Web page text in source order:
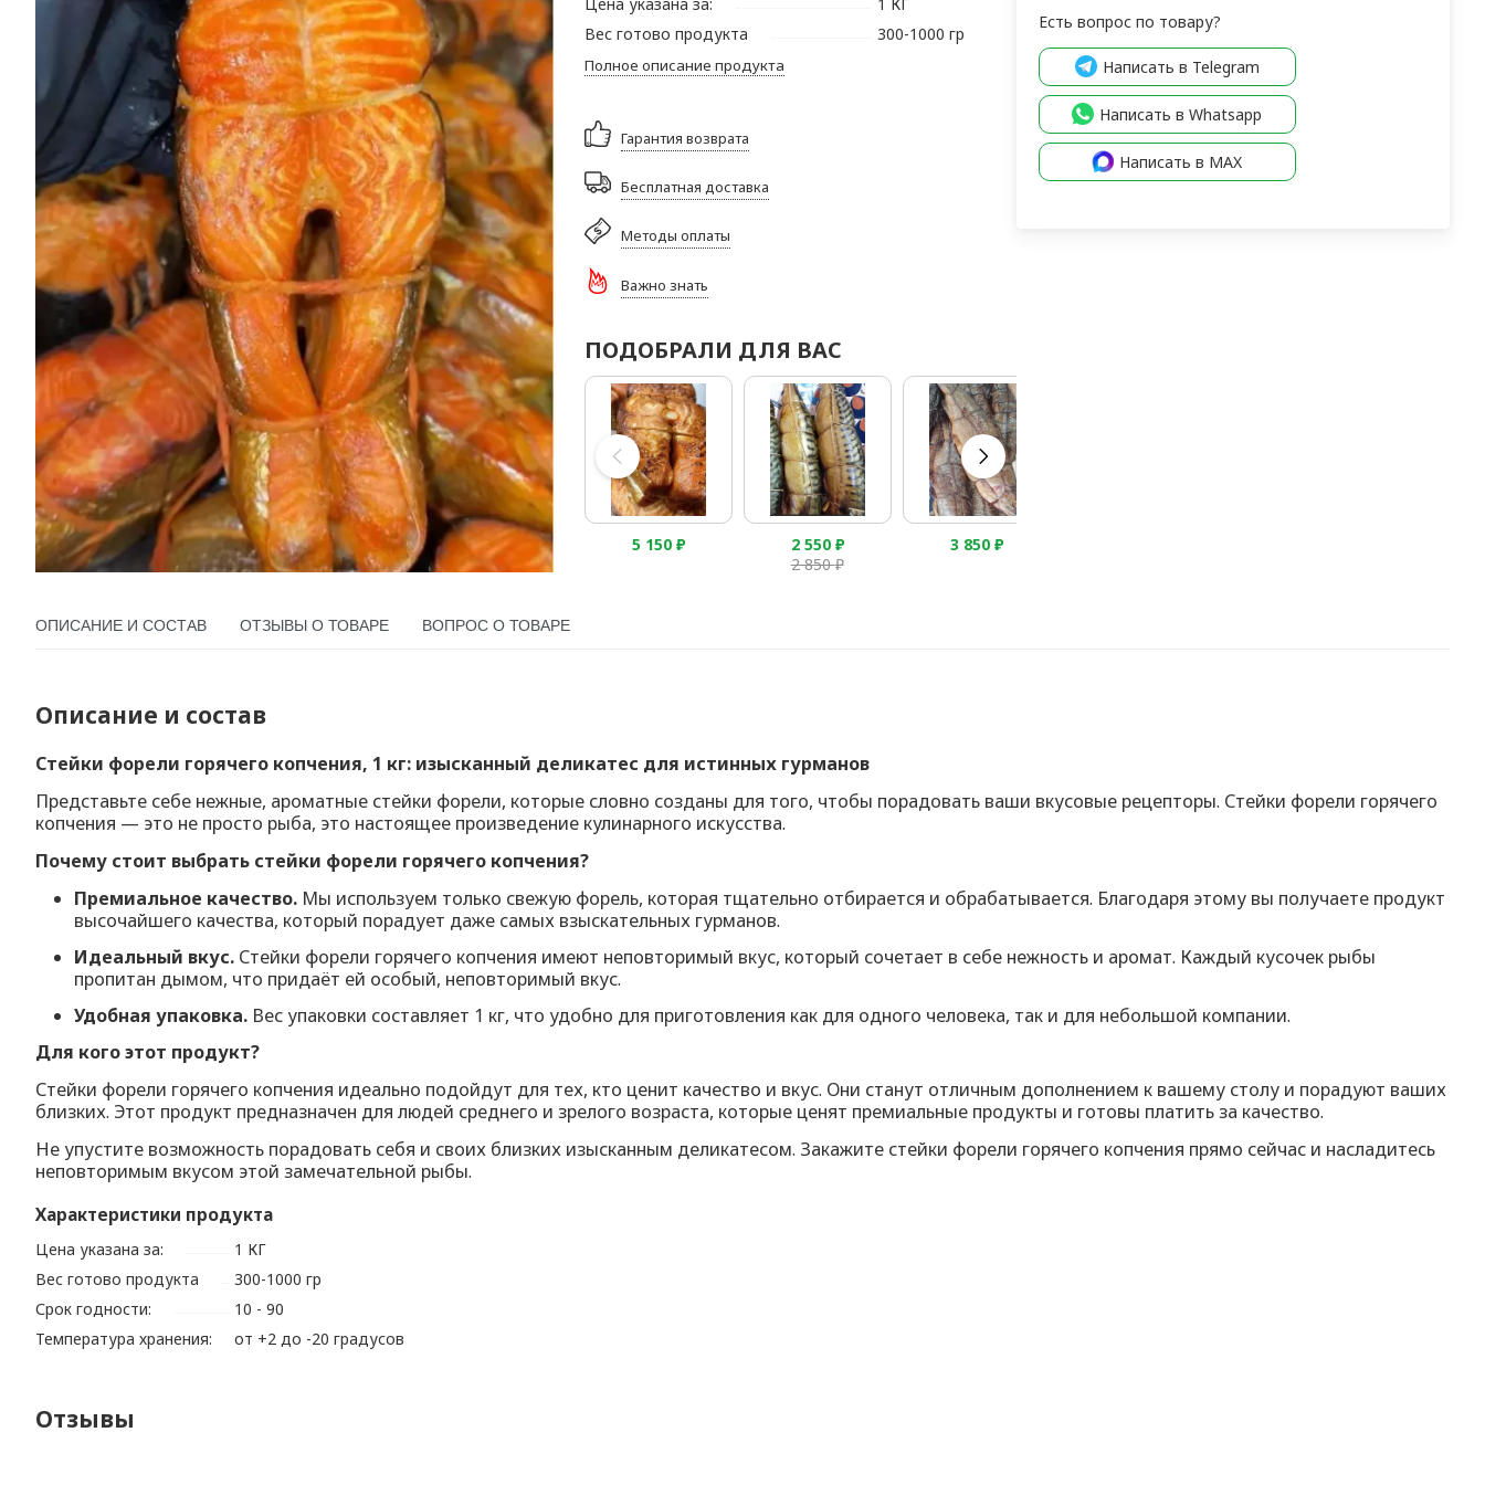
Вес готово продукта
300-1000 гр
Полное описание продукта
Гарантия возврата
Бесплатная доставка
Методы оплаты
Важно знать
ПОДОБРАЛИ ДЛЯ ВАС
5 150 ₽ 2 550 ₽
2 850₽
3 850 ₽
Есть вопрос по товару?
Написать в Telegram
Написать в Whatsapp
Написать в MAX
ОПИСАНИЕ И СОСТАВ ОТЗЫВЫ О ТОВАРЕ ВОПРОС О ТОВАРЕ
Описание и состав
Стейки форели горячего копчения, 1 кг: изысканный деликатес для истинных гурманов
Представьте себе нежные, ароматные стейки форели, которые словно созданы для того, чтобы порадовать ваши вкусовые рецепторы. Стейки форели горячего
копчения — это не просто рыба, это настоящее произведение кулинарного искусства.
Почему стоит выбрать стейки форели горячего копчения?
Премиальное качество. Мы используем только свежую форель, которая тщательно отбирается и обрабатывается. Благодаря этому вы получаете продукт
высочайшего качества, который порадует даже самых взыскательных гурманов.
Идеальный вкус. Стейки форели горячего копчения имеют неповторимый вкус, который сочетает в себе нежность и аромат. Каждый кусочек рыбы
пропитан дымом, что придаёт ей особый, неповторимый вкус.
Удобная упаковка. Вес упаковки составляет 1 кг, что удобно для приготовления как для одного человека, так и для небольшой компании.
Для кого этот продукт?
Стейки форели горячего копчения идеально подойдут для тех, кто ценит качество и вкус. Они станут отличным дополнением к вашему столу и порадуют ваших
близких. Этот продукт предназначен для людей среднего и зрелого возраста, которые ценят премиальные продукты и готовы платить за качество.
Не упустите возможность порадовать себя и своих близких изысканным деликатесом. Закажите стейки форели горячего копчения прямо сейчас и насладитесь
неповторимым вкусом этой замечательной рыбы.
Характеристики продукта
Цена указана за:
1 КГ
Вес готово продукта
300-1000 гр
Срок годности:
10 - 90
Температура хранения:
от +2 до -20 градусов
Отзывы